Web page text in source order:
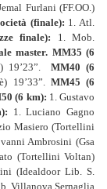
Furlani (FF.OO.)
(finale): 1. Atl.
finale): 1. Mob.
master. MM35 (6
19’23”.
MM40 (6
19’33”.MM45 (6
(6 km): 1. Gustavo
1. Luciano Gagno
Masiero (Tortellini
Ambrosini (Gsa
(Tortellini Voltan)
(Idealdoor Lib. S.
Villanova Sernaglia